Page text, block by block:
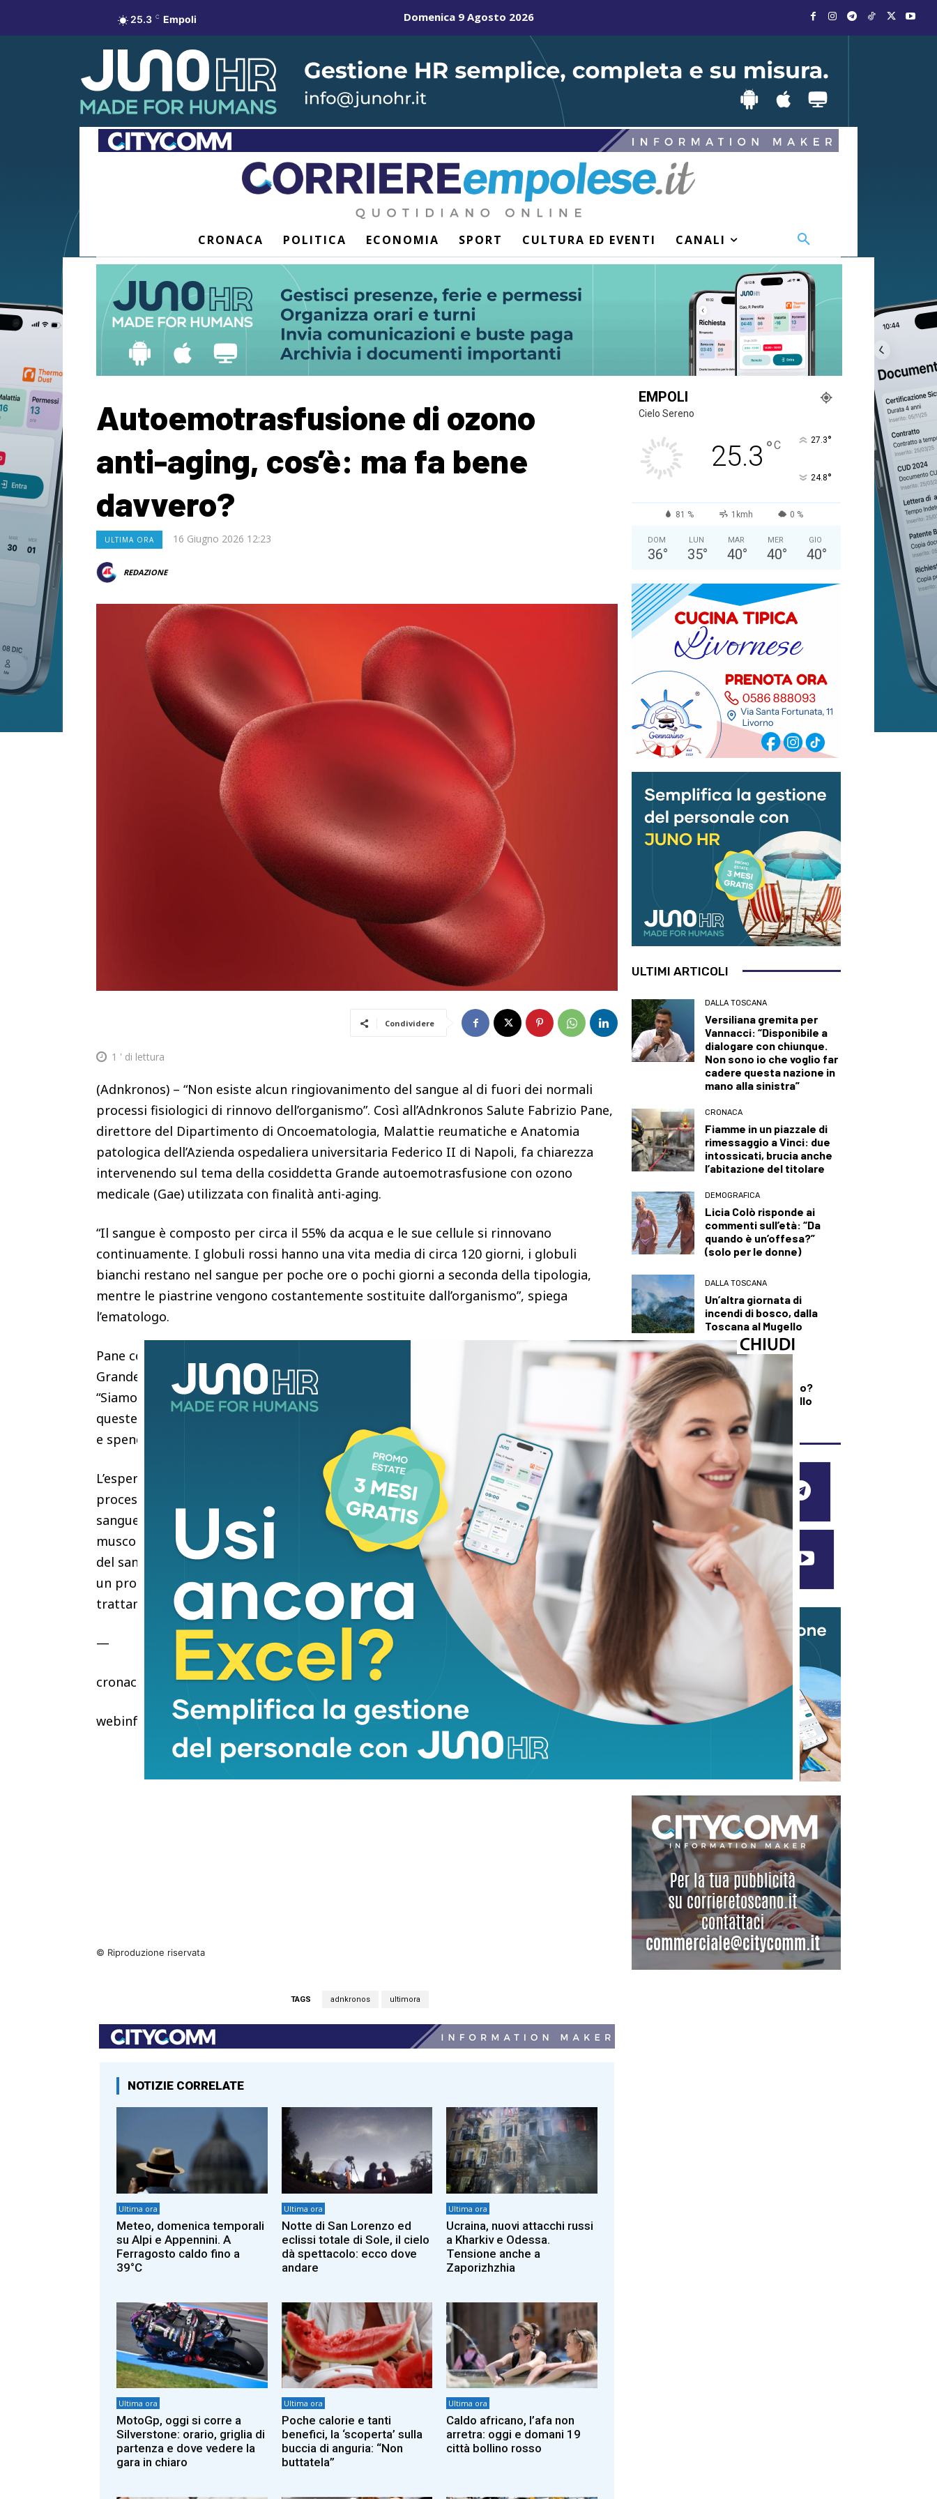
25.3 C Empoli Domenica 9 Agosto 2026
CRONACA POLITICA ECONOMIA SPORT CULTURA ED EVENTI CANALI
Autoemotrasfusione di ozono
anti-aging, cos’è: ma fa bene
davvero?
ULTIMA ORA 16 Giugno 2026 12:23
REDAZIONE
Condividere
1 ' di lettura
(Adnkronos) – “Non esiste alcun ringiovanimento del sangue al di fuori dei normali
processi fisiologici di rinnovo dell’organismo”. Così all’Adnkronos Salute Fabrizio Pane,
direttore del Dipartimento di Oncoematologia, Malattie reumatiche e Anatomia
patologica dell’Azienda ospedaliera universitaria Federico II di Napoli, fa chiarezza
intervenendo sul tema della cosiddetta Grande autoemotrasfusione con ozono
medicale (Gae) utilizzata con finalità anti-aging.
“Il sangue è composto per circa il 55% da acqua e le sue cellule si rinnovano
continuamente. I globuli rossi hanno una vita media di circa 120 giorni, i globuli
bianchi restano nel sangue per poche ore o pochi giorni a seconda della tipologia,
mentre le piastrine vengono costantemente sostituite dall’organismo”, spiega
l’ematologo.
Pane commenta anche le notizie che circolano online sulla presunta capacità della
Grande autoemotrasfusione con ozono medicale (Gae) di “ringiovanire il sangue”.
“Siamo di fronte a una fake news – avverte l’ematologo – Non mi sorprende che
queste informazioni si diffondano sui social, ma è preoccupante che ci sia chi ci crede
e spende denaro per trattamenti privi di basi scientifiche”.
L’esperto ricorda che “l’invecchiamento è legato al progressivo rallentamento di alcuni
processi biologici, ma non esistono macchinari o procedure in grado di ‘ringiovanire’ il
sangue. L’ozonoterapia trova applicazione in alcune patologie infiammatorie o
muscolo-scheletriche, ma non ha nulla a che vedere con un presunto ringiovanimento
del sangue. A svolgere il naturale ricambio delle cellule ematiche è il midollo osseo. È
un processo che avviene continuamente e che non può essere sostituito da
trattamenti miracolosi”, conclude Pane.
—
cronaca
webinfo@adnkronos.com (Web Info)
© Riproduzione riservata
TAGS adnkronos ultimora
NOTIZIE CORRELATE
Ultima ora
Meteo, domenica temporali
su Alpi e Appennini. A
Ferragosto caldo fino a
39°C
Ultima ora
Notte di San Lorenzo ed
eclissi totale di Sole, il cielo
dà spettacolo: ecco dove
andare
Ultima ora
Ucraina, nuovi attacchi russi
a Kharkiv e Odessa.
Tensione anche a
Zaporizhzhia
Ultima ora
MotoGp, oggi si corre a
Silverstone: orario, griglia di
partenza e dove vedere la
gara in chiaro
Ultima ora
Poche calorie e tanti
benefici, la ‘scoperta’ sulla
buccia di anguria: “Non
buttatela”
Ultima ora
Caldo africano, l’afa non
arretra: oggi e domani 19
città bollino rosso
EMPOLI
Cielo Sereno
25.3 °C 27.3°
24.8°
81 % 1kmh 0 %
DOM
36°
LUN
35°
MAR
40°
MER
40°
GIO
40°
ULTIMI ARTICOLI
DALLA TOSCANA
Versiliana gremita per
Vannacci: “Disponibile a
dialogare con chiunque.
Non sono io che voglio far
cadere questa nazione in
mano alla sinistra”
CRONACA
Fiamme in un piazzale di
rimessaggio a Vinci: due
intossicati, brucia anche
l’abitazione del titolare
DEMOGRAFICA
Licia Colò risponde ai
commenti sull’età: “Da
quando è un’offesa?”
(solo per le donne)
DALLA TOSCANA
Un’altra giornata di
incendi di bosco, dalla
Toscana al Mugello
DEMOGRAFICA
Testosterone e
spermatozoi in calo?
Cosa c’è di vero nello
“Spermageddon”
SEGUICI SUI SOCIAL